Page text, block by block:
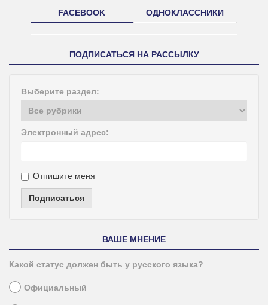
FACEBOOK ОДНОКЛАССНИКИ
ПОДПИСАТЬСЯ НА РАССЫЛКУ
Выберите раздел:
Электронный адрес:
Отпишите меня
Подписаться
ВАШЕ МНЕНИЕ
Какой статус должен быть у русского языка?
Официальный